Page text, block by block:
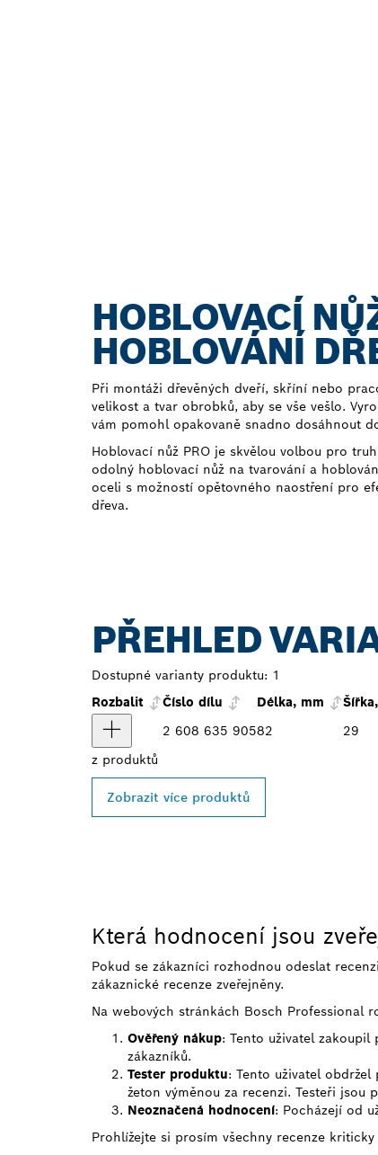
HOBLOVACÍ
HOBLOVÁNÍ
Při montáži dřevěných dveří, skříní nebo
velikost a tvar obrobků, aby se vše vešlo.
vám pomohl opakovaně snadno dosáhnout
Hoblovací nůž PRO je skvělou volbou pro
odolný hoblovací nůž na tvarování a
oceli s možností opětovného naostření pro
dřeva.
PŘEHLED
Dostupné varianty produktu: 1
Rozbalit
Číslo dílu Délka, mm
2 608 635 90582 29
z produktů
Zobrazit více produktů
Která hodnocení jsou
Pokud se zákazníci rozhodnou odeslat
zákaznické recenze zveřejněny.
Na webových stránkách Bosch Professional
Ověřený nákup: Tento uživatel
zákazníků.
Tester produktu: Tento uživatel
žeton výměnou za recenzi. Testeři
Neoznačená hodnocení: Pocházejí od
Prohlížejte si prosím všechny recenze